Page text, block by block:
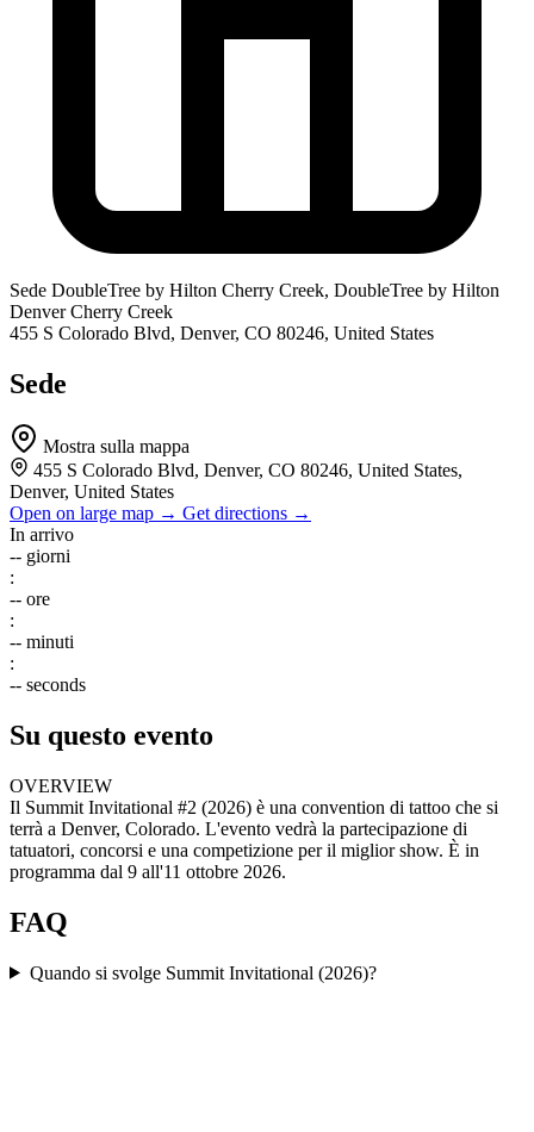
Sede DoubleTree by Hilton Cherry Creek, DoubleTree by Hilton
Denver Cherry Creek
455 S Colorado Blvd, Denver, CO 80246, United States
Sede
Mostra sulla mappa
455 S Colorado Blvd, Denver, CO 80246, United States,
Denver, United States
Open on large map → Get directions →
In arrivo
-- giorni
:
-- ore
:
-- minuti
:
-- seconds
Su questo evento
OVERVIEW
Il Summit Invitational #2 (2026) è una convention di tattoo che si
terrà a Denver, Colorado. L'evento vedrà la partecipazione di
tatuatori, concorsi e una competizione per il miglior show. È in
programma dal 9 all'11 ottobre 2026.
FAQ
Quando si svolge Summit Invitational (2026)?